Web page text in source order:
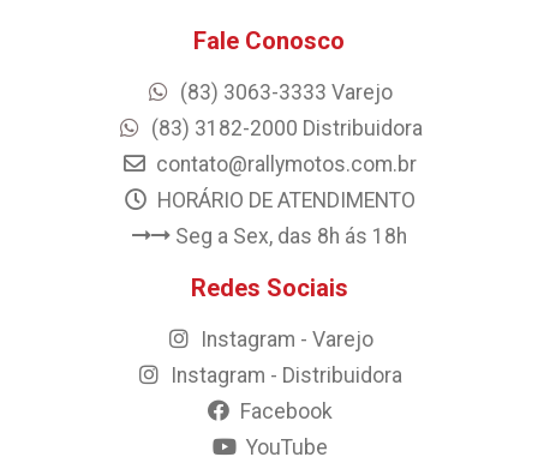
Fale Conosco
(83) 3063-3333 Varejo
(83) 3182-2000 Distribuidora
contato@rallymotos.com.br
HORÁRIO DE ATENDIMENTO
Seg a Sex, das 8h ás 18h
Redes Sociais
Instagram - Varejo
Instagram - Distribuidora
Facebook
YouTube